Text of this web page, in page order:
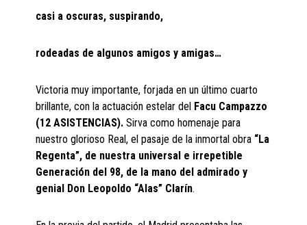
casi a oscuras, suspirando,
rodeadas de algunos amigos y amigas…
Victoria muy importante, forjada en un último cuarto
brillante, con la actuación estelar del Facu Campazzo
(12 ASISTENCIAS). Sirva como homenaje para
nuestro glorioso Real, el pasaje de la inmortal obra “La
Regenta”, de nuestra universal e irrepetible
Generación del 98, de la mano del admirado y
genial Don Leopoldo “Alas” Clarín.